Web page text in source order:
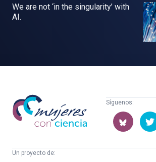
We are not ‘in the singularity’ with
AI.
Mujeres
con
ciencia
Síguenos:
Un proyecto de: